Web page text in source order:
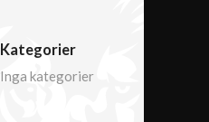
Kategorier
Inga kategorier